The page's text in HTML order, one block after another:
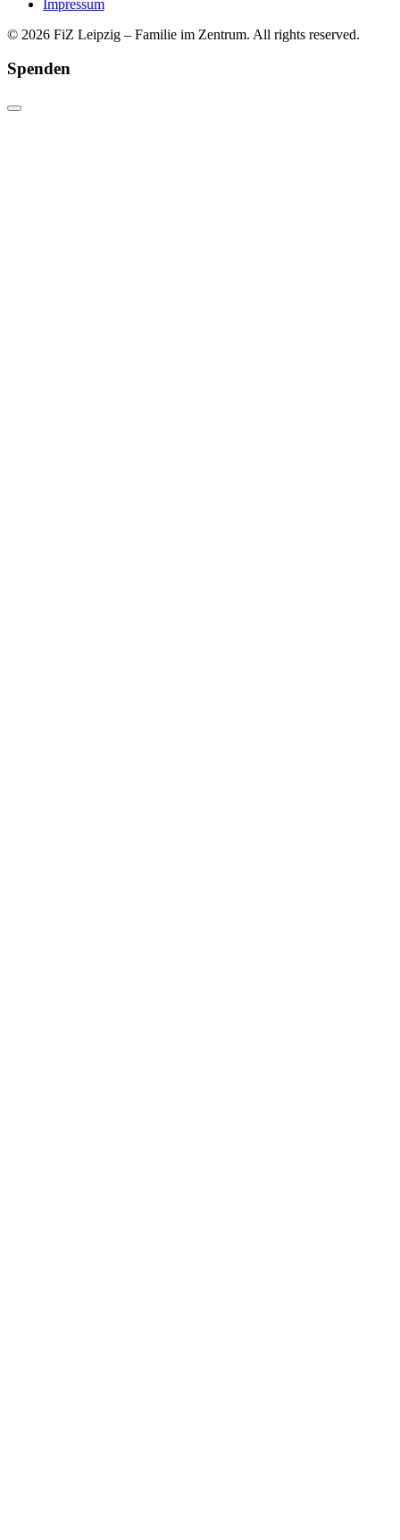
Impressum
© 2026 FiZ Leipzig – Familie im Zentrum. All rights reserved.
Spenden